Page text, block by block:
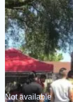
Not available